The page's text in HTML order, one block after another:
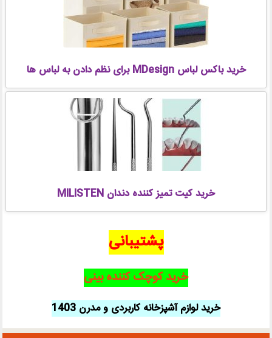
خرید باکس لباس MDesign برای نظم دادن به لباس ها
خرید کیت تمیز کننده دندان MILISTEN
پشتیبانی
خرید کوچک کننده بینی
خرید لوازم آشپزخانه کاربردی و مدرن 1403